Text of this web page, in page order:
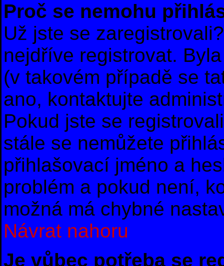
Proč se nemohu
Už jste se
nejdříve registrovat.
(v takovém případě se
ano, kontaktujte
Pokud jste se
stále se nemůžete
přihlašovací jméno a
problém a pokud není,
možná má chybné
Návrat nahoru
Je vůbec potřeba se